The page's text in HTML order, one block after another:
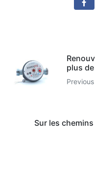
plus
Previous
Sur les